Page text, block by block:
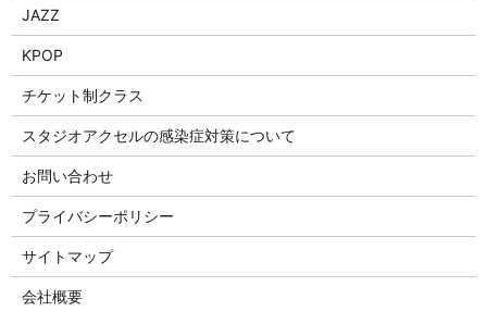
JAZZ
KPOP
チケット制クラス
スタジオアクセルの感染症対策について
お問い合わせ
プライバシーポリシー
サイトマップ
会社概要